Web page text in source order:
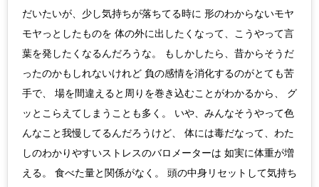
だいたいが、少し気持ちが落ちてる時に 形のわからないモヤ
モヤっとしたものを 体の外に出したくなって、こうやって言
葉を発したくなるんだろうな。 もしかしたら、昔からそうだ
ったのかもしれないけれど 負の感情を消化するのがとても苦
手で、 場を間違えると周りを巻き込むことがわかるから、 グ
ッとこらえてしまうことも多く。 いや、みんなそうやって色
んなこと我慢してるんだろうけど、 体には毒だなって、わた
しのわかりやすいストレスのバロメーターは 如実に体重が増
える。 食べた量と関係がなく。 頭の中身リセットして気持ち